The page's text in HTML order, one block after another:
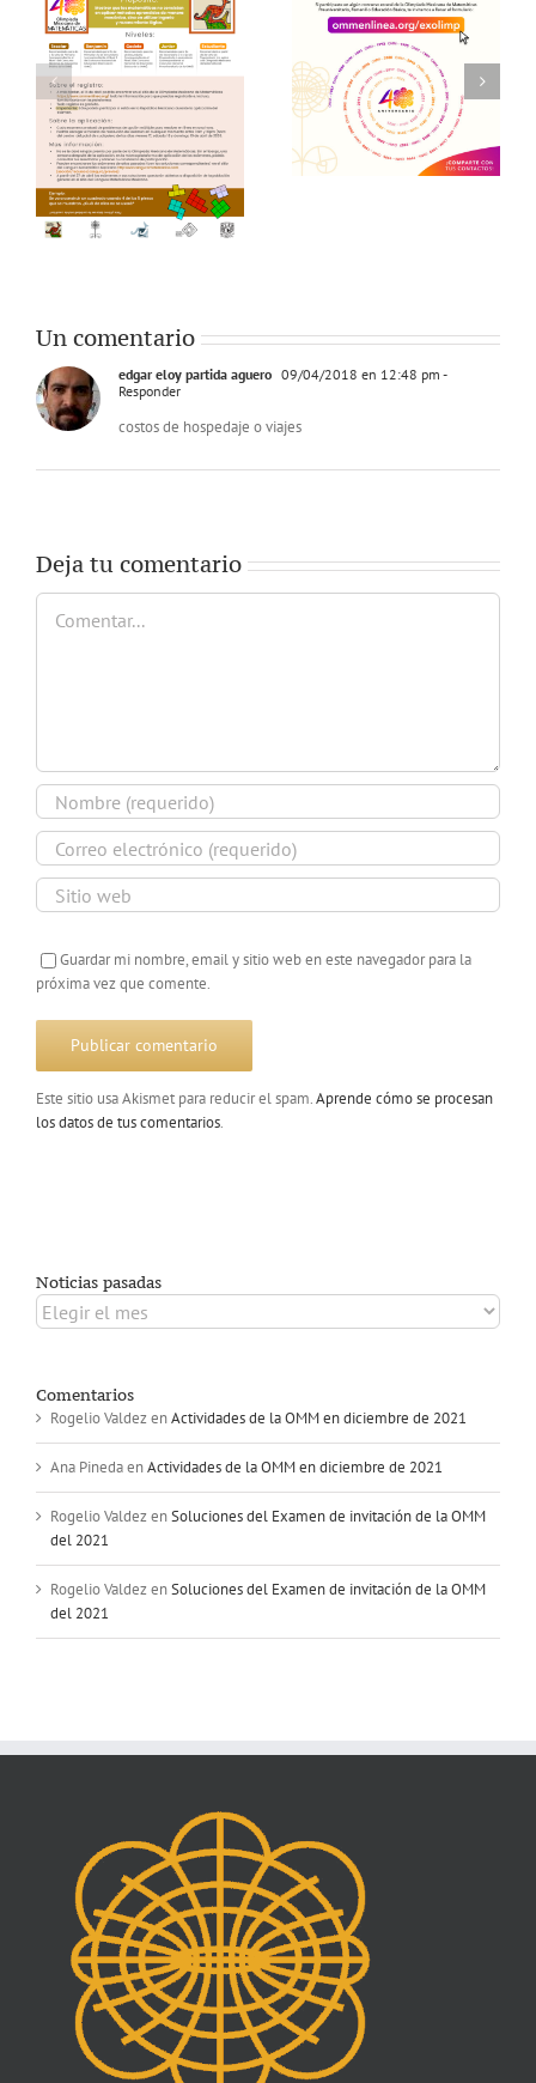
Un comentario
edgar eloy partida aguero 09/04/2018 en 12:48 pm -
Responder
costos de hospedaje o viajes
Deja tu comentario
Comentar
Guardar mi nombre, email y sitio web en este navegador para la
próxima vez que comente.
Este sitio usa Akismet para reducir el spam.Aprende cómo se procesan
los datos de tus comentarios.
Noticias pasadas
Noticias
pasadas
Comentarios
Rogelio ValdezenActividades de la OMM en diciembre de 2021
Ana PinedaenActividades de la OMM en diciembre de 2021
Rogelio ValdezenSoluciones del Examen de invitación de la OMM
del 2021
Rogelio ValdezenSoluciones del Examen de invitación de la OMM
del 2021